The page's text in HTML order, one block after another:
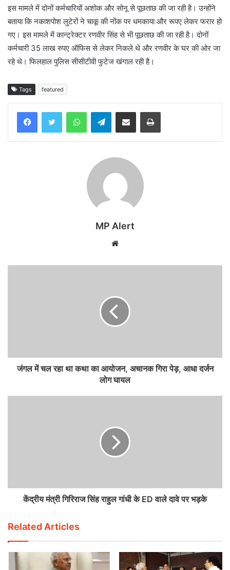
इस मामले में दोनों कर्मचारियों अशोक और सोनू से पूछताछ की जा रही है। उन्होंने
बताया कि नकाशपोश लुटेरों ने चाकू की नोंक पर धमकाया और रूपए लेकर फरार हो
गए। इस मामले में कान्ट्रेक्टर रणवीर सिंह से भी पूछताछ की जा रही है। दोनों
कर्मचारी 35 लाख रुपए ऑफिस से लेकर निकले थे और रणवीर के घर की ओर जा
रहे थे। फिलहाल पुलिस सीसीटीवी फुटेज खंगाल रही है।
Tags featured
WhatsAppTelegramShare via Email Print
MP Alert
Website
जंगल में चल रहा था कथा का आयोजन, अचानक गिरा पेड़, आधा दर्जन
लोग घायल
केंद्रीय मंत्री गिरिराज सिंह राहुल गांधी के ED वाले दावे पर भड़के
Related Articles